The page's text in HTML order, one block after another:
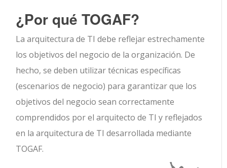
¿Por qué TOGAF?
La arquitectura de TI debe reflejar estrechamente
los objetivos del negocio de la organización. De
hecho, se deben utilizar técnicas específicas
(escenarios de negocio) para garantizar que los
objetivos del negocio sean correctamente
comprendidos por el arquitecto de TI y reflejados
en la arquitectura de TI desarrollada mediante
TOGAF.